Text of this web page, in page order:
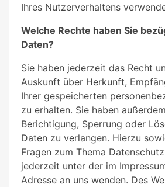
Ihres Nutzerverhaltens
Welche Rechte haben Sie
Daten?
Sie haben jederzeit das Recht
Auskunft über Herkunft,
Ihrer gespeicherten
zu erhalten. Sie haben
Berichtigung, Sperrung oder
Daten zu verlangen. Hierzu
Fragen zum Thema
jederzeit unter der im
Adresse an uns wenden. Des